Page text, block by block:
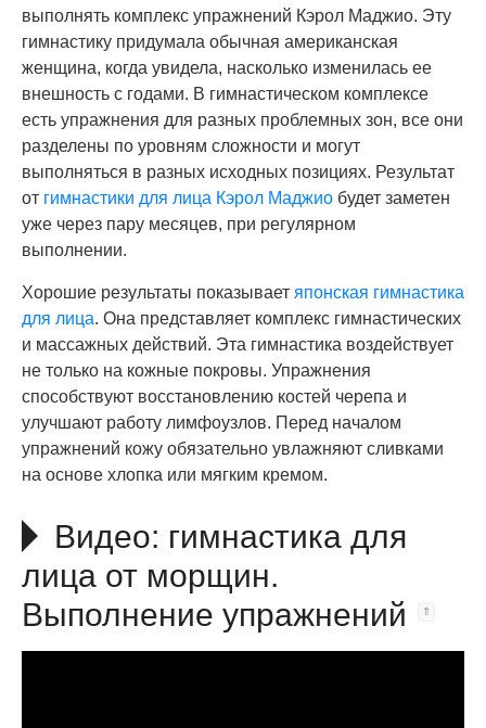
выполнять комплекс упражнений Кэрол Маджио. Эту
гимнастику придумала обычная американская
женщина, когда увидела, насколько изменилась ее
внешность с годами. В гимнастическом комплексе
есть упражнения для разных проблемных зон, все они
разделены по уровням сложности и могут
выполняться в разных исходных позициях. Результат
от гимнастики для лица Кэрол Маджио будет заметен
уже через пару месяцев, при регулярном
выполнении.
Хорошие результаты показывает японская гимнастика
для лица. Она представляет комплекс гимнастических
и массажных действий. Эта гимнастика воздействует
не только на кожные покровы. Упражнения
способствуют восстановлению костей черепа и
улучшают работу лимфоузлов. Перед началом
упражнений кожу обязательно увлажняют сливками
на основе хлопка или мягким кремом.
Видео: гимнастика для
лица от морщин.
Выполнение упражнений